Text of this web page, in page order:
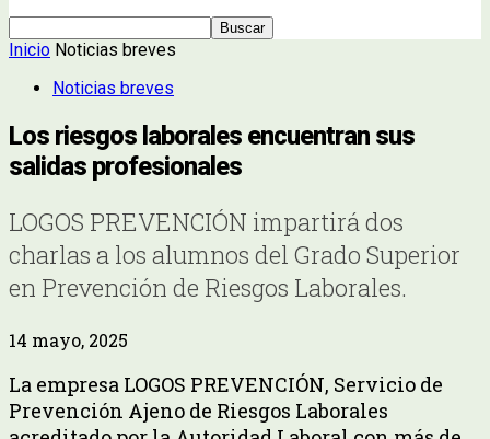
Inicio Noticias breves
Noticias breves
Los riesgos laborales encuentran sus
salidas profesionales
LOGOS PREVENCIÓN impartirá dos
charlas a los alumnos del Grado Superior
en Prevención de Riesgos Laborales.
14 mayo, 2025
La empresa LOGOS PREVENCIÓN, Servicio de
Prevención Ajeno de Riesgos Laborales